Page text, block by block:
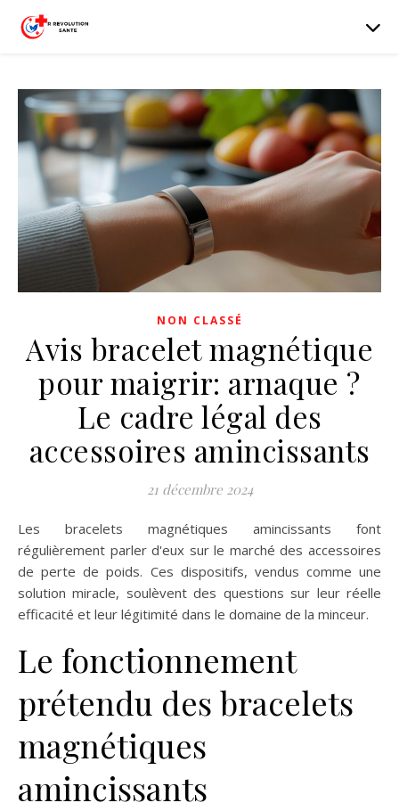
NON CLASSÉ
Avis bracelet magnétique
pour maigrir: arnaque ?
Le cadre légal des
accessoires amincissants
21 décembre 2024
Les bracelets magnétiques amincissants font
régulièrement parler d'eux sur le marché des accessoires
de perte de poids. Ces dispositifs, vendus comme une
solution miracle, soulèvent des questions sur leur réelle
efficacité et leur légitimité dans le domaine de la minceur.
Le fonctionnement
prétendu des bracelets
magnétiques
amincissants